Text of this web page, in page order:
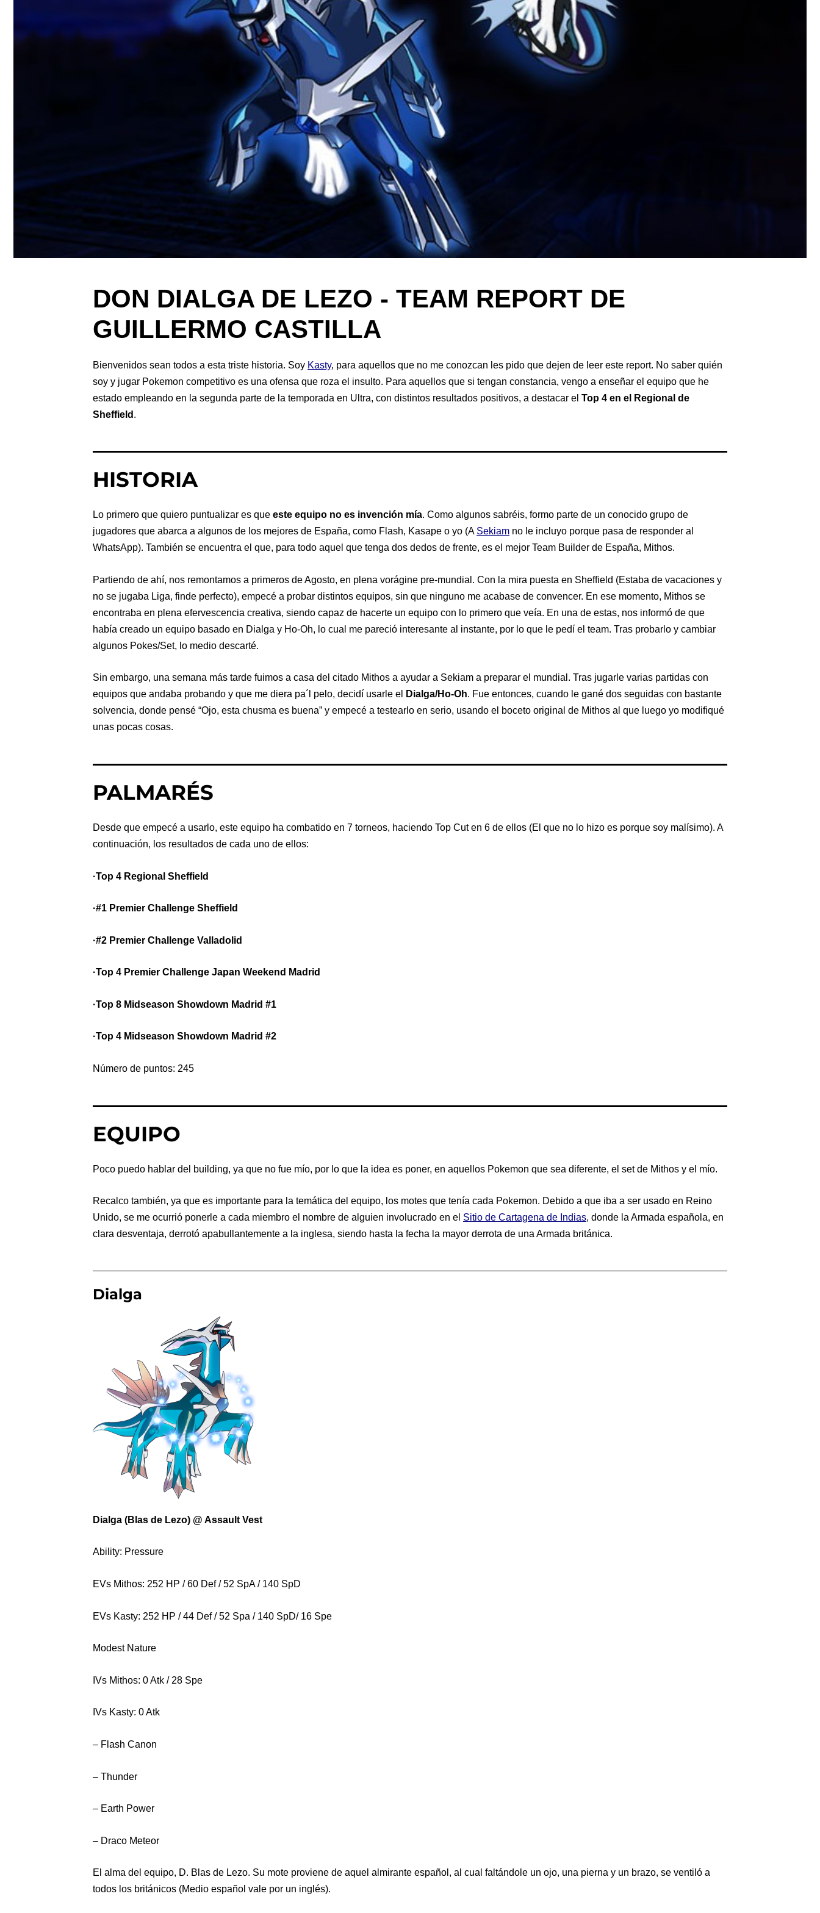
DON DIALGA DE LEZO - TEAM REPORT DE
GUILLERMO CASTILLA
Bienvenidos sean todos a esta triste historia. Soy Kasty, para aquellos que no me conozcan les pido que dejen de leer este report. No saber quién
soy y jugar Pokemon competitivo es una ofensa que roza el insulto. Para aquellos que si tengan constancia, vengo a enseñar el equipo que he
estado empleando en la segunda parte de la temporada en Ultra, con distintos resultados positivos, a destacar el Top 4 en el Regional de
Sheffield .
HISTORIA
Lo primero que quiero puntualizar es que este equipo no es invención mía. Como algunos sabréis, formo parte de un conocido grupo de
jugadores que abarca a algunos de los mejores de España, como Flash, Kasape o yo (A Sekiam no le incluyo porque pasa de responder al
WhatsApp). También se encuentra el que, para todo aquel que tenga dos dedos de frente, es el mejor Team Builder de España, Mithos.
Partiendo de ahí, nos remontamos a primeros de Agosto, en plena vorágine pre-mundial. Con la mira puesta en Sheffield (Estaba de vacaciones y
no se jugaba Liga, finde perfecto), empecé a probar distintos equipos, sin que ninguno me acabase de convencer. En ese momento, Mithos se
encontraba en plena efervescencia creativa, siendo capaz de hacerte un equipo con lo primero que veía. En una de estas, nos informó de que
había creado un equipo basado en Dialga y Ho-Oh, lo cual me pareció interesante al instante, por lo que le pedí el team. Tras probarlo y cambiar
algunos Pokes/Set, lo medio descarté.
Sin embargo, una semana más tarde fuimos a casa del citado Mithos a ayudar a Sekiam a preparar el mundial. Tras jugarle varias partidas con
equipos que andaba probando y que me diera pa´l pelo, decidí usarle el
Dialga/Ho-Oh. Fue entonces, cuando le gané dos seguidas con bastante
solvencia, donde pensé “Ojo, esta chusma es buena” y empecé a testearlo en serio, usando el boceto original de Mithos al que luego yo modifiqué
unas pocas cosas.
PALMARÉS
Desde que empecé a usarlo, este equipo ha combatido en 7 torneos, haciendo Top Cut en 6 de ellos (El que no lo hizo es porque soy malísimo). A
continuación, los resultados de cada uno de ellos:
·Top 4 Regional Sheffield
·#1 Premier Challenge Sheffield
·#2 Premier Challenge Valladolid
·Top 4 Premier Challenge Japan Weekend Madrid
·Top 8 Midseason Showdown Madrid #1
·Top 4 Midseason Showdown Madrid #2
Número de puntos: 245
EQUIPO
Poco puedo hablar del building, ya que no fue mío, por lo que la idea es poner, en aquellos Pokemon que sea diferente, el set de Mithos y el mío.
Recalco también, ya que es importante para la temática del equipo, los motes que tenía cada Pokemon. Debido a que iba a ser usado en Reino
Unido, se me ocurrió ponerle a cada miembro el nombre de alguien involucrado en el Sitio de Cartagena de Indias, donde la Armada española, en
clara desventaja, derrotó apabullantemente a la inglesa, siendo hasta la fecha la mayor derrota de una Armada británica.
Dialga
Dialga (Blas de Lezo) @ Assault Vest
Ability: Pressure
EVs Mithos: 252 HP / 60 Def / 52 SpA / 140 SpD
EVs Kasty: 252 HP / 44 Def / 52 Spa / 140 SpD/ 16 Spe
Modest Nature
IVs Mithos: 0 Atk / 28 Spe
IVs Kasty: 0 Atk
– Flash Canon
– Thunder
– Earth Power
– Draco Meteor
El alma del equipo, D. Blas de Lezo. Su mote proviene de aquel almirante español, al cual faltándole un ojo, una pierna y un brazo, se ventiló a
todos los británicos (Medio español vale por un inglés).